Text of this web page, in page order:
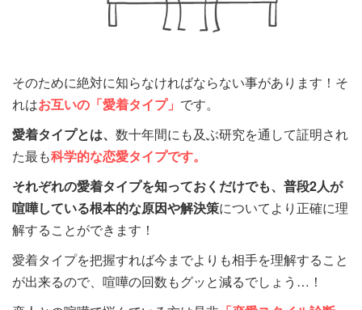
そのために絶対に知らなければならない事があります！そ
れはお互いの「愛着タイプ」 です。
愛着タイプとは、 数十年間にも及ぶ研究を通して証明され
た最も科学的な恋愛タイプです。
それぞれの愛着タイプを知っておくだけでも、 普段2人が
喧嘩している根本的な原因や解決策についてより正確に理
解することができます！
愛着タイプを把握すれば今までよりも相手を理解すること
が出来るので、喧嘩の回数もグッと減るでしょう…！